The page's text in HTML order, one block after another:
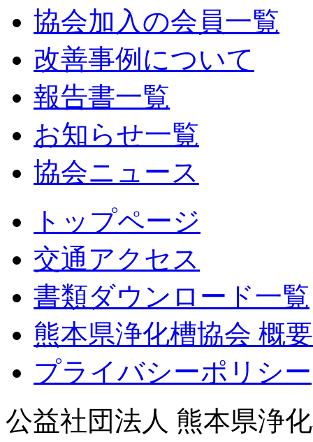
協会加入の会員一覧
改善事例について
報告書一覧
お知らせ一覧
協会ニュース
トップページ
交通アクセス
書類ダウンロード一覧
熊本県浄化槽協会 概要
プライバシーポリシー
公益社団法人 熊本県浄